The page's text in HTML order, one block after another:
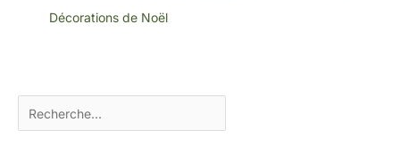
Décorations de Noël